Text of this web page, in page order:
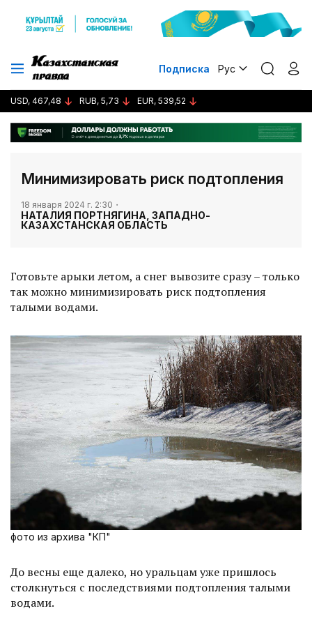
Подписка Рус
USD, 467,48 RUB, 5,73 EUR, 539,52
Минимизировать риск подтопления
18 января 2024 г. 2:30
НАТАЛИЯ ПОРТНЯГИНА, ЗАПАДНО-
КАЗАХСТАНСКАЯ ОБЛАСТЬ
Готовьте арыки летом, а снег вывозите сразу – только
так можно минимизировать риск подтопления
талыми водами.
фото из архива "КП"
До весны еще далеко, но уральцам уже пришлось
столкнуться с последствиями подтопления талыми
водами.